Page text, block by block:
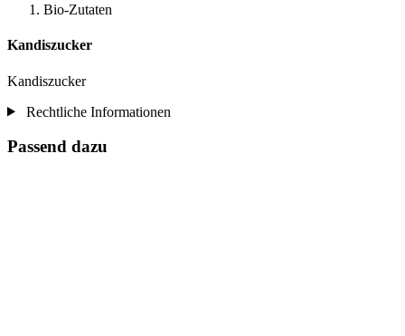
Bio-Zutaten
Kandiszucker
Kandiszucker
Rechtliche Informationen
Passend dazu